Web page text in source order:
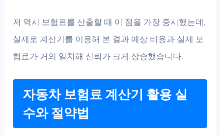
저 역시 보험료를 산출할 때 이 점을 가장 중시했는데,
실제로 계산기를 이용해 본 결과 예상 비용과 실제 보
험료가 거의 일치해 신뢰가 크게 상승했습니다.
자동차 보험료 계산기 활용 실
수와 절약법